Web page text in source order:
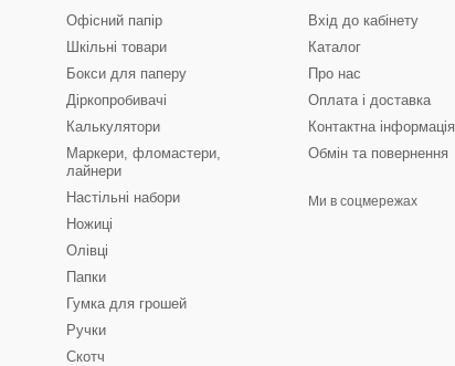
Офісний папір
Шкільні товари
Бокси для паперу
Діркопробивачі
Калькулятори
Маркери, фломастери,
лайнери
Настільні набори
Ножиці
Олівці
Папки
Гумка для грошей
Ручки
Скотч
Вхід до кабінету
Каталог
Про нас
Оплата і доставка
Контактна інформація
Обмін та повернення
Ми в соцмережах